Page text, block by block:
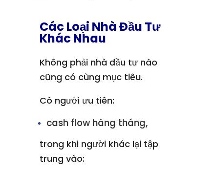
Các Loại Nhà Đầu Tư
Khác Nhau
Không phải nhà đầu tư nào
cũng có cùng mục tiêu.
Có người ưu tiên:
cash flow hàng tháng,
trong khi người khác lại tập
trung vào: